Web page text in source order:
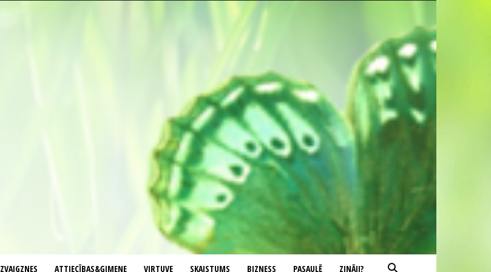
ZVAIGZNES ATTIECĪBAS&ĢIMENE VIRTUVE SKAISTUMS BIZNESS PASAULĒ ZINĀJI?